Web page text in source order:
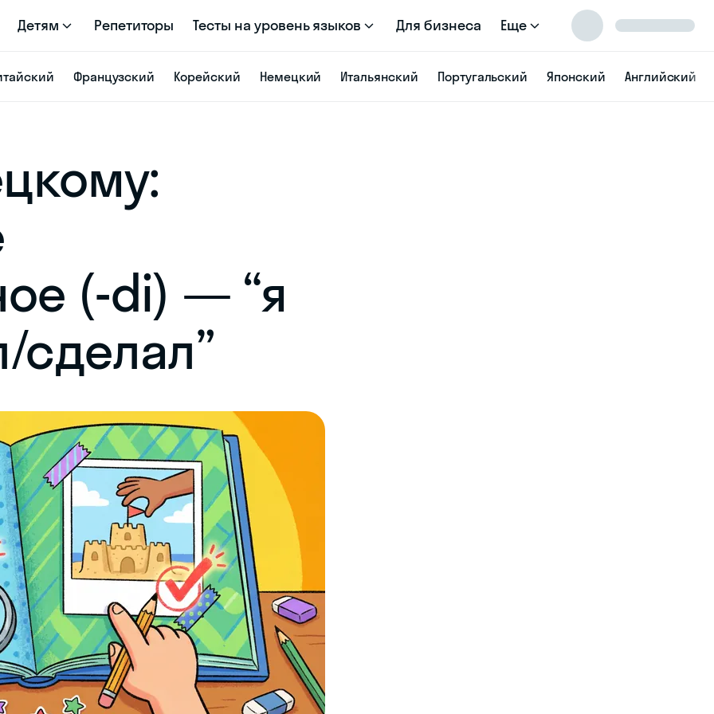
Детям Репетиторы Тесты на уровень языков Для бизнеса Еще
Французский Корейский Немецкий Итальянский Португальский Японский Английский
(-di) — “я
сделал”